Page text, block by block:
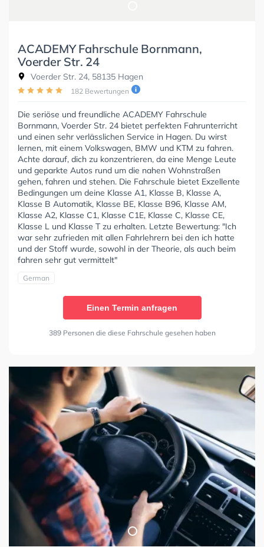
ACADEMY Fahrschule Bornmann,
Voerder Str. 24
Voerder Str. 24, 58135 Hagen
182 Bewertungen
Die seriöse und freundliche ACADEMY Fahrschule
Bornmann, Voerder Str. 24 bietet perfekten Fahrunterricht
und einen sehr verlässlichen Service in Hagen. Du wirst
lernen, mit einem Volkswagen, BMW und KTM zu fahren.
Achte darauf, dich zu konzentrieren, da eine Menge Leute
und geparkte Autos rund um die nahen Wohnstraßen
gehen, fahren und stehen. Die Fahrschule bietet Exzellente
Bedingungen um deine Klasse A1, Klasse B, Klasse A,
Klasse B Automatik, Klasse BE, Klasse B96, Klasse AM,
Klasse A2, Klasse C1, Klasse C1E, Klasse C, Klasse CE,
Klasse L und Klasse T zu erhalten. Letzte Bewertung: "Ich
war sehr zufrieden mit allen Fahrlehrern bei den ich hatte
und der Stoff wurde, sowohl in der Theorie, als auch beim
fahren sehr gut vermittelt"
German
Einen Termin anfragen
389 Personen die diese Fahrschule gesehen haben